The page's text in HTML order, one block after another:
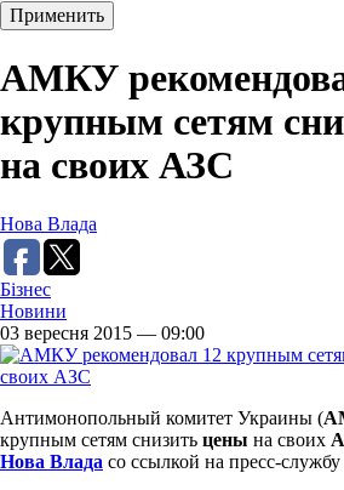
АМКУ
крупным сетям
на своих АЗС
Нова Влада
Бізнес
Новини
03 вересня 2015 — 09:00
Антимонопольный комитет Украины (
крупным сетям снизить цены на своих
Нова Влада со ссылкой на пресс-службу